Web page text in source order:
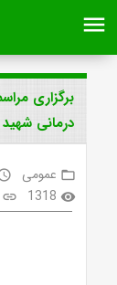
menu
برگزاری
درمانی
folder_open عمومی
visibility
1318
link